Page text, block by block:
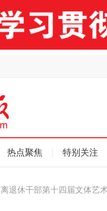
热点聚焦 特别关注
退休干部第十四届文体艺